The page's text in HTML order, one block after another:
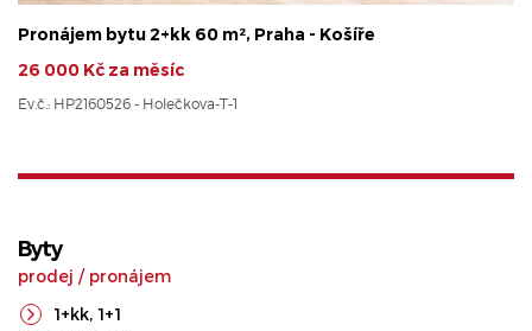
Pronájem bytu 2+kk 60 m², Praha - Košíře
26 000 Kč za měsíc
Ev.č.: HP2160526 - Holečkova-T-1
Byty
prodej / pronájem
1+kk, 1+1